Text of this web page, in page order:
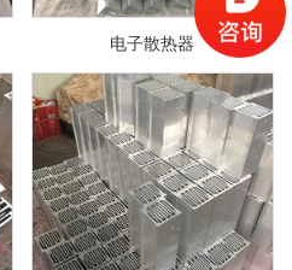
电子散热器